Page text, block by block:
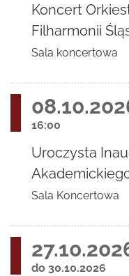
Koncert
Filharmonii
Sala koncertowa
16:00
Uroczysta
Sala Koncertowa
do 30.10.2026